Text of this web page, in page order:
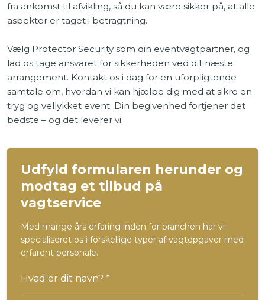
fra ankomst til afvikling, så du kan være sikker på, at alle
aspekter er taget i betragtning.
Vælg Protector Security som din eventvagtpartner, og
lad os tage ansvaret for sikkerheden ved dit næste
arrangement. Kontakt os i dag for en uforpligtende
samtale om, hvordan vi kan hjælpe dig med at sikre en
tryg og vellykket event. Din begivenhed fortjener det
bedste – og det leverer vi.
Udfyld formularen herunder og
modtag et tilbud på
vagtservice
Med mange års erfaring inden for branchen har vi
specialiseret os i forskellige typer af vagtopgaver med
erfarent personale.